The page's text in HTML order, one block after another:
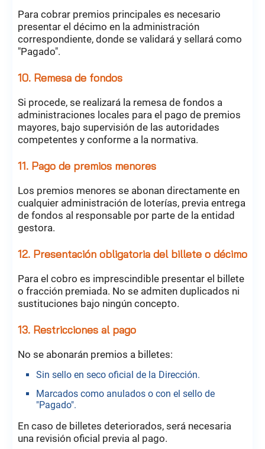
Para cobrar premios principales es necesario
presentar el décimo en la administración
correspondiente, donde se validará y sellará como
"Pagado".
10. Remesa de fondos
Si procede, se realizará la remesa de fondos a
administraciones locales para el pago de premios
mayores, bajo supervisión de las autoridades
competentes y conforme a la normativa.
11. Pago de premios menores
Los premios menores se abonan directamente en
cualquier administración de loterías, previa entrega
de fondos al responsable por parte de la entidad
gestora.
12. Presentación obligatoria del billete o décimo
Para el cobro es imprescindible presentar el billete
o fracción premiada. No se admiten duplicados ni
sustituciones bajo ningún concepto.
13. Restricciones al pago
No se abonarán premios a billetes:
Sin sello en seco oficial de la Dirección.
Marcados como anulados o con el sello de
"Pagado".
En caso de billetes deteriorados, será necesaria
una revisión oficial previa al pago.